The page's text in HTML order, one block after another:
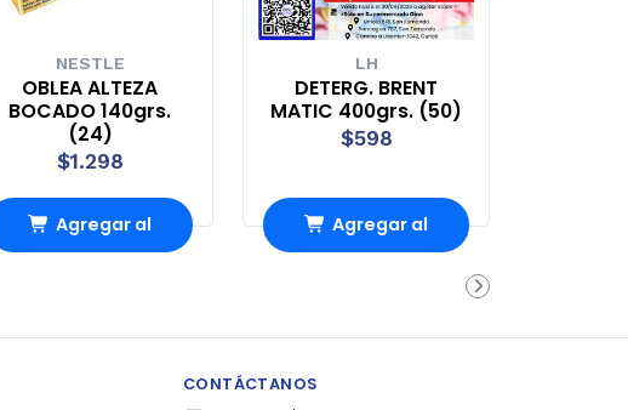
NESTLE
OBLEA ALTEZA
BOCADO 140grs.
(24)
$1.298
Agregar al
LH
DETERG. BRENT
MATIC 400grs. (50)
$598
Agregar al
CONTÁCTANOS